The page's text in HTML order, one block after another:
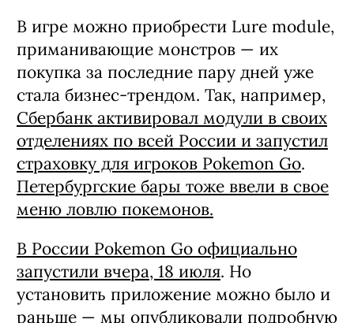
В игре можно приобрести Lure module,
приманивающие монстров — их
покупка за последние пару дней уже
стала бизнес-трендом. Так, например,
Сбербанк активировал модули в своих
отделениях по всей России и запустил
страховку для игроков Рokemon Go.
Петербургские бары тоже ввели в свое
меню ловлю покемонов.
В России Pokemon Go официально
запустили вчера, 18 июля. Но
установить приложение можно было и
раньше — мы опубликовали подробную